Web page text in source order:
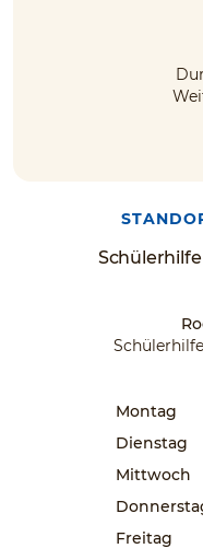
Montag
Dienstag
Mittwoch
Freitag